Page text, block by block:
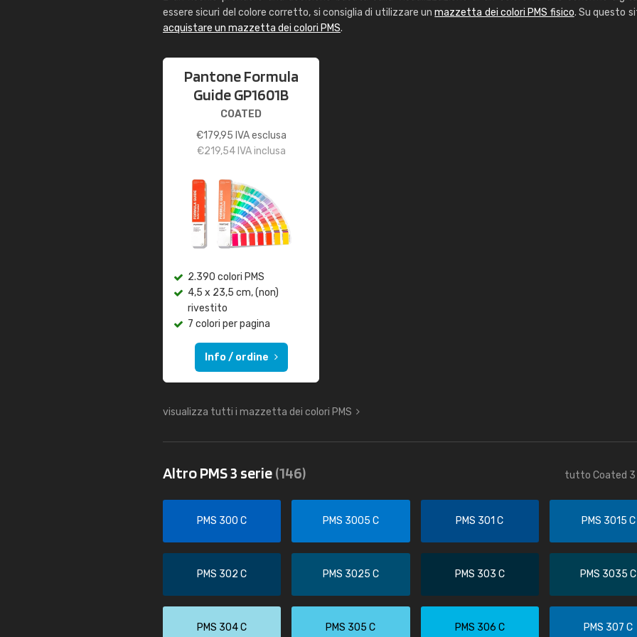
essere sicuri del colore corretto, si consiglia di utilizzare unmazzetta dei colori PMS fisico. Su questo
acquistare un mazzetta dei colori PMS.
Pantone Formula
Guide GP1601B
COATED
€179,95 IVA esclusa
€219,54IVA inclusa
2.390 colori PMS
4,5 x 23,5 cm, (non)
rivestito
7 colori per pagina
Info / ordine
visualizza tutti i mazzetta dei colori PMS
Altro PMS 3 serie(146) tutto Coated 3
PMS 300 C PMS 3005 C PMS 301 C PMS 3015 C
PMS 302 C PMS 3025 C PMS 303 C PMS 3035 C
PMS 304 C PMS 305 C PMS 306 C PMS 307 C